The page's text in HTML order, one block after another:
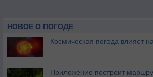
НОВОЕ О ПОГОДЕ
Космическая погода влияет
Приложение построит